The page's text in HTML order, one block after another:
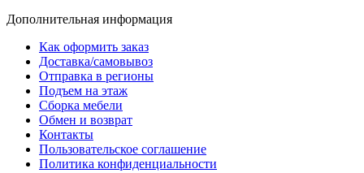
Дополнительная информация
Как оформить заказ
Доставка/самовывоз
Отправка в регионы
Подъем на этаж
Сборка мебели
Обмен и возврат
Контакты
Пользовательское соглашение
Политика конфиденциальности